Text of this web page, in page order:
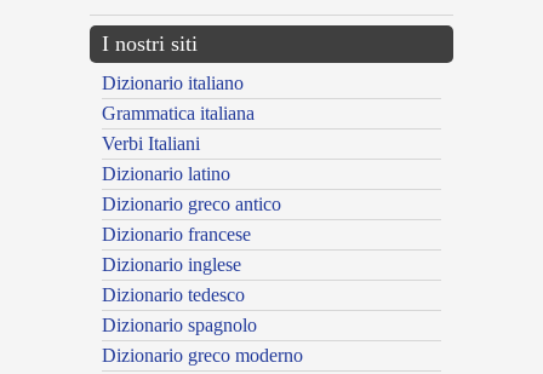
I nostri siti
Dizionario italiano
Grammatica italiana
Verbi Italiani
Dizionario latino
Dizionario greco antico
Dizionario francese
Dizionario inglese
Dizionario tedesco
Dizionario spagnolo
Dizionario greco moderno